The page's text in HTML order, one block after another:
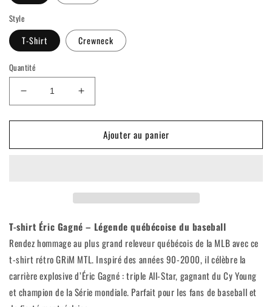
Style
T-Shirt Crewneck
Quantité
Réduire
la
quantité
Éric
Augmenter
la
quantité
Éric
Ajouter au panier
T-shirt Éric Gagné – Légende québécoise du baseball
Rendez hommage au plus grand releveur québécois de la MLB avec ce
t-shirt rétro GRiM MTL. Inspiré des années 90-2000, il célèbre la
carrière explosive d’Éric Gagné : triple All-Star, gagnant du Cy Young
et champion de la Série mondiale. Parfait pour les fans de baseball et